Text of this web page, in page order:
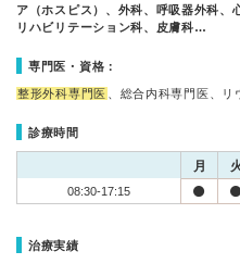
ア（ホスピス）、外科、呼吸器外科、
リハビリテーション科、皮膚科…
専門医・資格：
整形外科専門医 、総合内科専門医、
診療時間
月
08:30-17:15
治療実績